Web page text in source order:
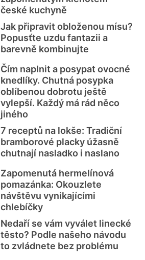
české kuchyně
Jak připravit obloženou mísu?
Popusťte uzdu fantazii a
barevně kombinujte
Čím naplnit a posypat ovocné
knedlíky. Chutná posypka
oblíbenou dobrotu ještě
vylepší. Každý má rád něco
jiného
7 receptů na lokše: Tradiční
bramborové placky úžasně
chutnají nasladko i naslano
Zapomenutá hermelínová
pomazánka: Okouzlete
návštěvu vynikajícími
chlebíčky
Nedaří se vám vyválet linecké
těsto? Podle našeho návodu
to zvládnete bez problému